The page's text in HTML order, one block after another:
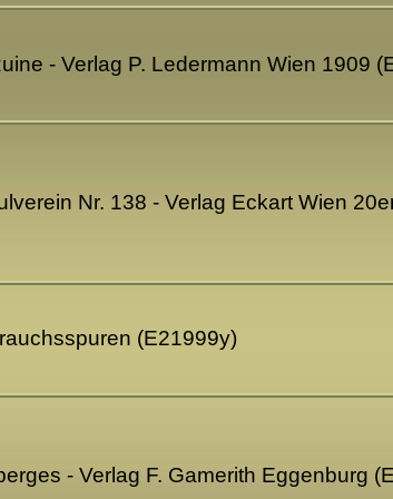
- Verlag P. Ledermann Wien 1909
Nr. 138 - Verlag Eckart Wien
(E21999y)
- Verlag F. Gamerith Eggenburg